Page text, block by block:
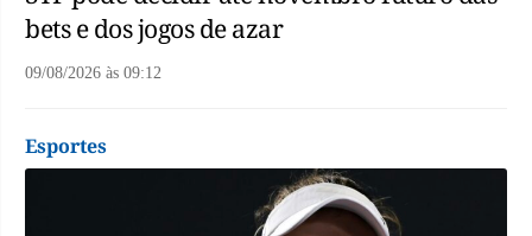
bets e dos jogos de azar
09/08/2026 às 09:12
Esportes